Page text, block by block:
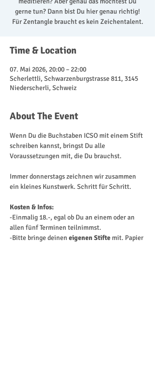
gerne tun? Dann bist Du hier genau richtig!
Für Zentangle braucht es kein Zeichentalent.
Time & Location
07. Mai 2026, 20:00 – 22:00
Scherlettli, Schwarzenburgstrasse 811, 3145
Niederscherli, Schweiz
About The Event
Wenn Du die Buchstaben ICSO mit einem Stift
schreiben kannst, bringst Du alle
Voraussetzungen mit, die Du brauchst.
Immer donnerstags zeichnen wir zusammen
ein kleines Kunstwerk. Schritt für Schritt.
Kosten & Infos:
-Einmalig 18.-, egal ob Du an einem oder an
allen fünf Terminen teilnimmst.
-Bitte bringe deinen eigenen Stifte mit. Papier